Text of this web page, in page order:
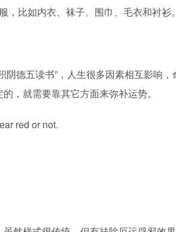
比如内衣、袜子、围巾、毛衣和衬衫。
德五读书”，人生很多因素相互影响
，就需要靠其它方面来弥补运势。
red or not.